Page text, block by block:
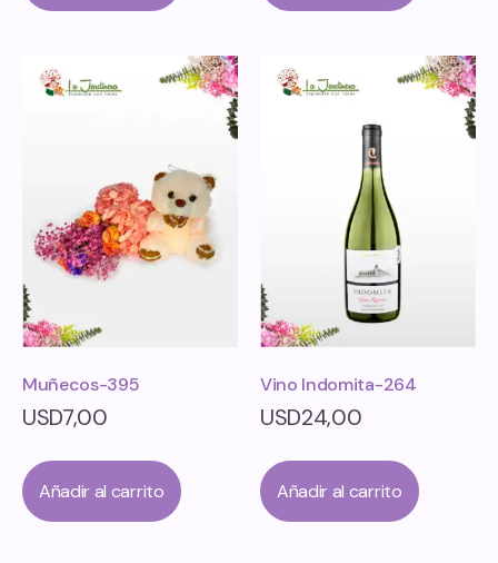
Muñecos-395
USD7,00
Añadir al carrito
Vino Indomita-264
USD24,00
Añadir al carrito